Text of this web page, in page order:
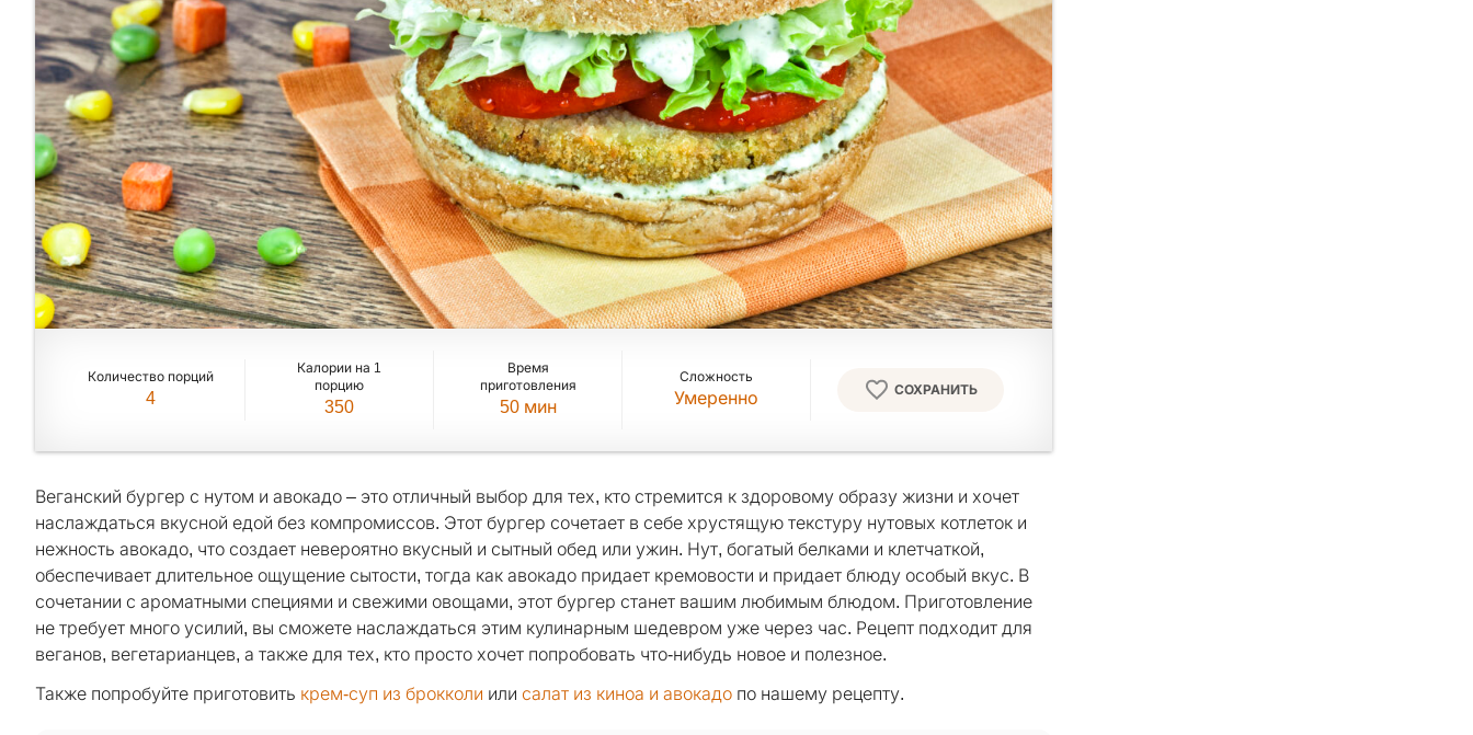
Количество порций
4
Калории на 1
порцию
350
Время
приготовления
50 мин
Сложность
Умеренно СОХРАНИТЬ
Веганский бургер с нутом и авокадо – это отличный выбор для тех, кто стремится к здоровому образу жизни и хочет
наслаждаться вкусной едой без компромиссов. Этот бургер сочетает в себе хрустящую текстуру нутовых котлеток и
нежность авокадо, что создает невероятно вкусный и сытный обед или ужин. Нут, богатый белками и клетчаткой,
обеспечивает длительное ощущение сытости, тогда как авокадо придает кремовости и придает блюду особый вкус. В
сочетании с ароматными специями и свежими овощами, этот бургер станет вашим любимым блюдом. Приготовление
не требует много усилий, вы сможете наслаждаться этим кулинарным шедевром уже через час. Рецепт подходит для
веганов, вегетарианцев, а также для тех, кто просто хочет попробовать что-нибудь новое и полезное.
Также попробуйте приготовить крем-суп из брокколи или салат из киноа и авокадо по нашему рецепту.